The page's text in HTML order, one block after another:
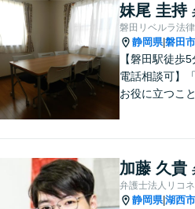
妹尾 圭持
磐田リベルラ法
静岡県|磐田市
【磐田駅徒歩
電話相談可】
お役に立つこ
らゆる問題に
てまいります
り】
加藤 久貴
弁護士法人リコ
静岡県|湖西市